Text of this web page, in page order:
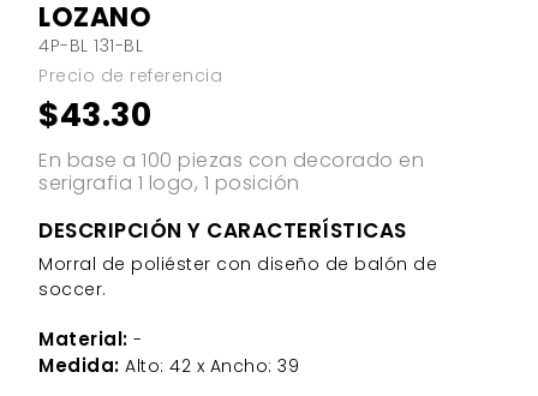
LOZANO
4P-BL 131-BL
Precio de referencia
$43.30
En base a 100 piezas con decorado en
serigrafia 1 logo, 1 posición
DESCRIPCIÓN Y CARACTERÍSTICAS
Morral de poliéster con diseño de balón de
soccer.
Material: -
Medida: Alto: 42 x Ancho: 39